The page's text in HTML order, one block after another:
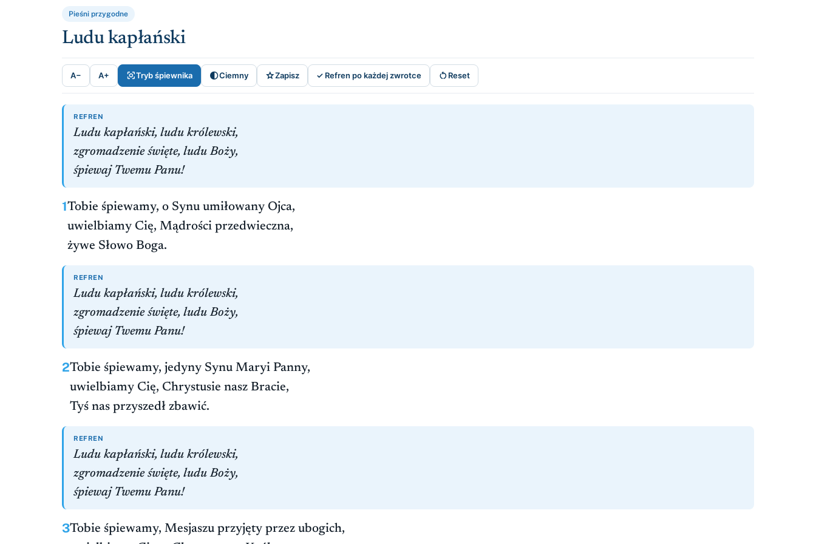
Pieśni przygodne
Ludu kapłański
A− A+ Tryb śpiewnika Ciemny Zapisz ✓ Refren po każdej zwrotce Reset
REFREN
Ludu kapłański, ludu królewski,
zgromadzenie święte, ludu Boży,
śpiewaj Twemu Panu!
1Tobie śpiewamy, o Synu umiłowany Ojca,
uwielbiamy Cię, Mądrości przedwieczna,
żywe Słowo Boga.
REFREN
Ludu kapłański, ludu królewski,
zgromadzenie święte, ludu Boży,
śpiewaj Twemu Panu!
2Tobie śpiewamy, jedyny Synu Maryi Panny,
uwielbiamy Cię, Chrystusie nasz Bracie,
Tyś nas przyszedł zbawić.
REFREN
Ludu kapłański, ludu królewski,
zgromadzenie święte, ludu Boży,
śpiewaj Twemu Panu!
3Tobie śpiewamy, Mesjaszu przyjęty przez ubogich,